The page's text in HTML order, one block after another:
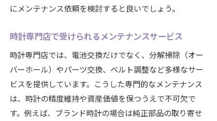
にメンテナンス依頼を検討すると良いでしょう。
時計専門店で受けられるメンテナンスサービス
時計専門店では、電池交換だけでなく、分解掃除（オー
バーホール）やパーツ交換、ベルト調整など多様なサー
ビスを提供しています。こうした専門的なメンテナンス
は、時計の精度維持や資産価値を保つうえで不可欠で
す。例えば、ブランド時計の場合は純正部品の取り寄せ